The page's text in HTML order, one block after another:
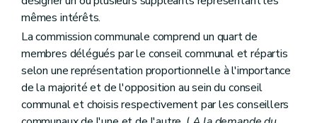
Art. 215
Art. 216
Section 4 De l'Institut du patrimoine wallon
Sous-section première Création
Art. 217
Sous-section 2 Objet et missions
Art. 218
Art. 219
Art. 220
mêmes intérêts.
La commission communale comprend un quart de
membres délégués par le conseil communal et répartis
selon une représentation proportionnelle à l'importance
de la majorité et de l'opposition au sein du conseil
communal et choisis respectivement par les conseillers